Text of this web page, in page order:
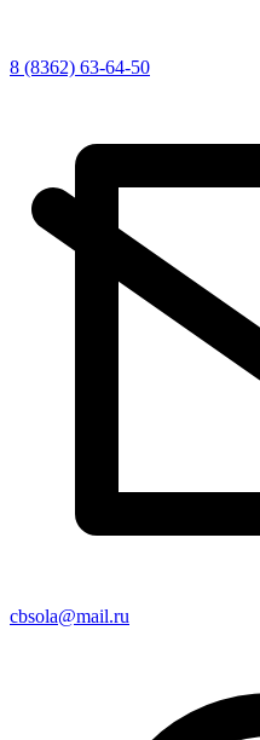
8 (8362) 63-64-50
cbsola@mail.ru